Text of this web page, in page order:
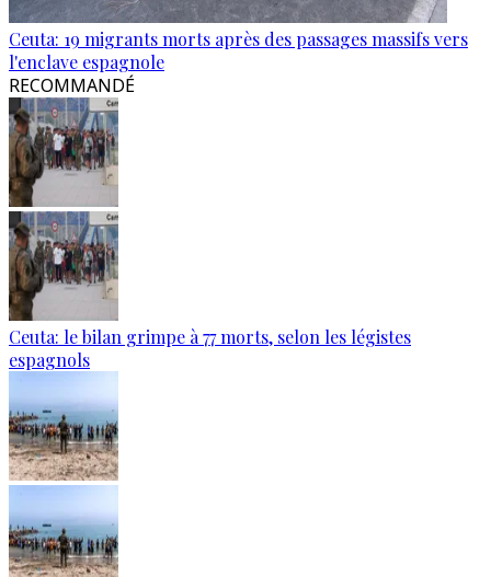
Ceuta: 19 migrants morts après des passages massifs vers
l'enclave espagnole
RECOMMANDÉ
Ceuta: le bilan grimpe à 77 morts, selon les légistes
espagnols